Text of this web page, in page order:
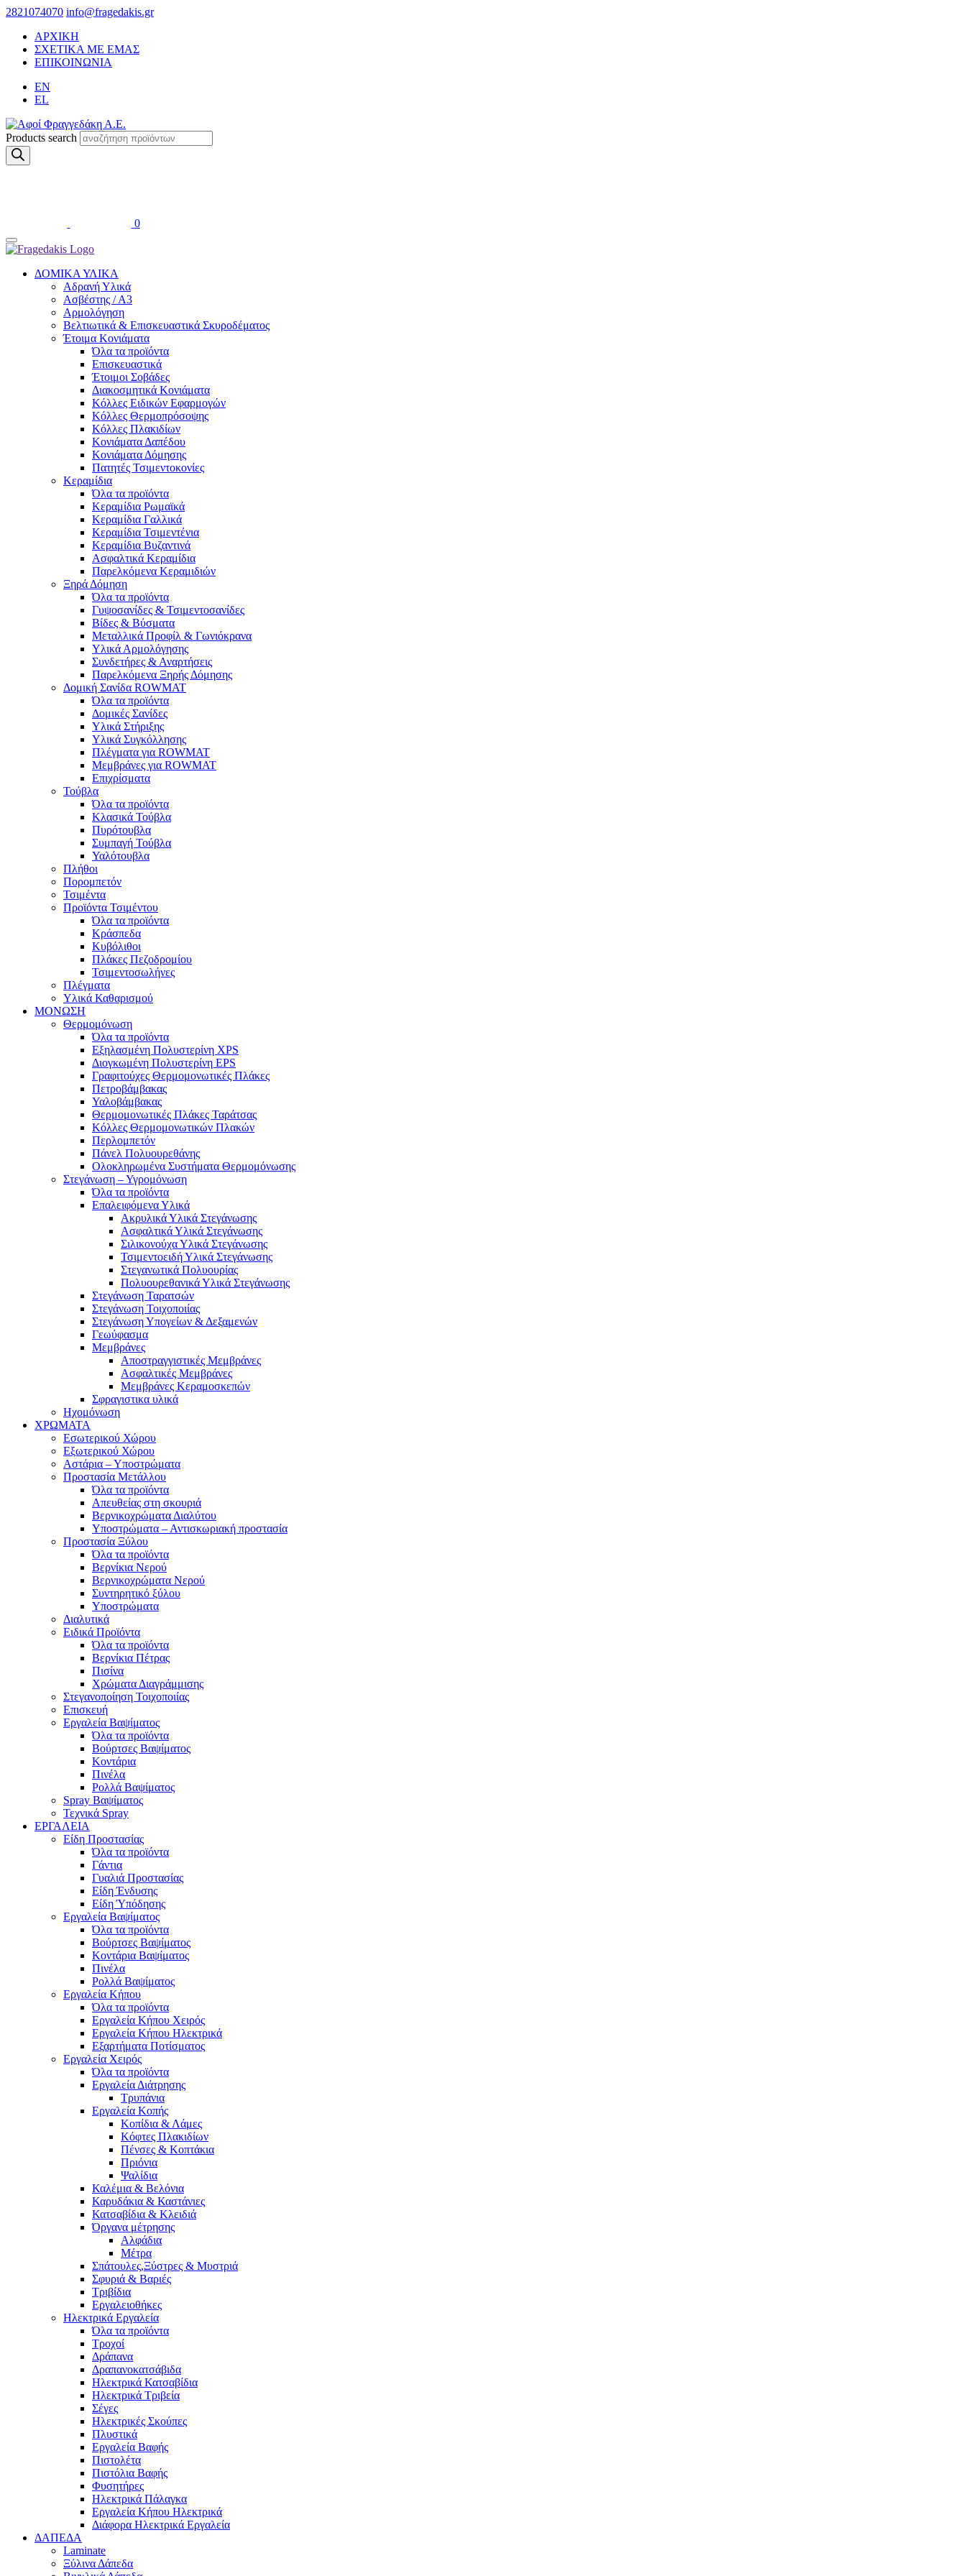
2821074070 info@fragedakis.gr
ΑΡΧΙΚΗ
ΣΧΕΤΙΚΑ ΜΕ ΕΜΑΣ
ΕΠΙΚΟΙΝΩΝΙΑ
EN
EL
Products search
0
ΔΟΜΙΚΑ ΥΛΙΚΑ
Αδρανή Υλικά
Ασβέστης / Α3
Αρμολόγηση
Βελτιωτικά & Επισκευαστικά Σκυροδέματος
Έτοιμα Κονιάματα
Όλα τα προϊόντα
Επισκευαστικά
Έτοιμοι Σοβάδες
Διακοσμητικά Κονιάματα
Κόλλες Ειδικών Εφαρμογών
Κόλλες Θερμοπρόσοψης
Κόλλες Πλακιδίων
Κονιάματα Δαπέδου
Κονιάματα Δόμησης
Πατητές Τσιμεντοκονίες
Κεραμίδια
Όλα τα προϊόντα
Κεραμίδια Ρωμαϊκά
Κεραμίδια Γαλλικά
Κεραμίδια Τσιμεντένια
Κεραμίδια Βυζαντινά
Ασφαλτικά Κεραμίδια
Παρελκόμενα Κεραμιδιών
Ξηρά Δόμηση
Όλα τα προϊόντα
Γυψοσανίδες & Τσιμεντοσανίδες
Βίδες & Βύσματα
Μεταλλικά Προφίλ & Γωνιόκρανα
Υλικά Αρμολόγησης
Συνδετήρες & Αναρτήσεις
Παρελκόμενα Ξηρής Δόμησης
Δομική Σανίδα ROWMAT
Όλα τα προϊόντα
Δομικές Σανίδες
Υλικά Στήριξης
Υλικά Συγκόλλησης
Πλέγματα για ROWMAT
Μεμβράνες για ROWMAT
Επιχρίσματα
Τούβλα
Όλα τα προϊόντα
Κλασικά Τούβλα
Πυρότουβλα
Συμπαγή Τούβλα
Υαλότουβλα
Πλήθοι
Πορομπετόν
Τσιμέντα
Προϊόντα Τσιμέντου
Όλα τα προϊόντα
Κράσπεδα
Κυβόλιθοι
Πλάκες Πεζοδρομίου
Τσιμεντοσωλήνες
Πλέγματα
Υλικά Καθαρισμού
ΜΟΝΩΣΗ
Θερμομόνωση
Όλα τα προϊόντα
Εξηλασμένη Πολυστερίνη XPS
Διογκωμένη Πολυστερίνη EPS
Γραφιτούχες Θερμομονωτικές Πλάκες
Πετροβάμβακας
Υαλοβάμβακας
Θερμομονωτικές Πλάκες Ταράτσας
Κόλλες Θερμομονωτικών Πλακών
Περλομπετόν
Πάνελ Πολυουρεθάνης
Ολοκληρωμένα Συστήματα Θερμομόνωσης
Στεγάνωση – Υγρομόνωση
Όλα τα προϊόντα
Επαλειφόμενα Υλικά
Ακρυλικά Υλικά Στεγάνωσης
Ασφαλτικά Υλικά Στεγάνωσης
Σιλικονούχα Υλικά Στεγάνωσης
Τσιμεντοειδή Υλικά Στεγάνωσης
Στεγανωτικά Πολυουρίας
Πολυουρεθανικά Υλικά Στεγάνωσης
Στεγάνωση Ταρατσών
Στεγάνωση Τοιχοποιίας
Στεγάνωση Υπογείων & Δεξαμενών
Γεωύφασμα
Μεμβράνες
Αποστραγγιστικές Μεμβράνες
Ασφαλτικές Μεμβράνες
Μεμβράνες Κεραμοσκεπών
Σφραγιστικα υλικά
Ηχομόνωση
ΧΡΩΜΑΤΑ
Εσωτερικού Χώρου
Εξωτερικού Χώρου
Αστάρια – Υποστρώματα
Προστασία Μετάλλου
Όλα τα προϊόντα
Απευθείας στη σκουριά
Βερνικοχρώματα Διαλύτου
Υποστρώματα – Αντισκωριακή προστασία
Προστασία Ξύλου
Όλα τα προϊόντα
Βερνίκια Νερού
Βερνικοχρώματα Νερού
Συντηρητικό ξύλου
Υποστρώματα
Διαλυτικά
Ειδικά Προϊόντα
Όλα τα προϊόντα
Βερνίκια Πέτρας
Πισίνα
Χρώματα Διαγράμμισης
Στεγανοποίηση Τοιχοποιίας
Επισκευή
Εργαλεία Βαψίματος
Όλα τα προϊόντα
Βούρτσες Βαψίματος
Κοντάρια
Πινέλα
Ρολλά Βαψίματος
Spray Βαψίματος
Τεχνικά Spray
ΕΡΓΑΛΕΙΑ
Είδη Προστασίας
Όλα τα προϊόντα
Γάντια
Γυαλιά Προστασίας
Είδη Ένδυσης
Είδη Ύπόδησης
Εργαλεία Βαψίματος
Όλα τα προϊόντα
Βούρτσες Βαψίματος
Κοντάρια Βαψίματος
Πινέλα
Ρολλά Βαψίματος
Εργαλεία Κήπου
Όλα τα προϊόντα
Εργαλεία Κήπου Χειρός
Εργαλεία Κήπου Ηλεκτρικά
Εξαρτήματα Ποτίσματος
Εργαλεία Χειρός
Όλα τα προϊόντα
Εργαλεία Διάτρησης
Τρυπάνια
Εργαλεία Κοπής
Κοπίδια & Λάμες
Κόφτες Πλακιδίων
Πένσες & Κοπτάκια
Πριόνια
Ψαλίδια
Καλέμια & Βελόνια
Καρυδάκια & Καστάνιες
Κατσαβίδια & Κλειδιά
Όργανα μέτρησης
Αλφάδια
Μέτρα
Σπάτουλες,Ξύστρες & Μυστριά
Σφυριά & Βαριές
Τριβίδια
Εργαλειοθήκες
Ηλεκτρικά Εργαλεία
Όλα τα προϊόντα
Τροχοί
Δράπανα
Δραπανοκατσάβιδα
Ηλεκτρικά Κατσαβίδια
Ηλεκτρικά Τριβεία
Σέγες
Ηλεκτρικές Σκούπες
Πλυστικά
Εργαλεία Βαφής
Πιστολέτα
Πιστόλια Βαφής
Φυσητήρες
Ηλεκτρικά Πάλαγκα
Εργαλεία Κήπου Ηλεκτρικά
Διάφορα Ηλεκτρικά Εργαλεία
ΔΑΠΕΔΑ
Laminate
Ξύλινα Δάπεδα